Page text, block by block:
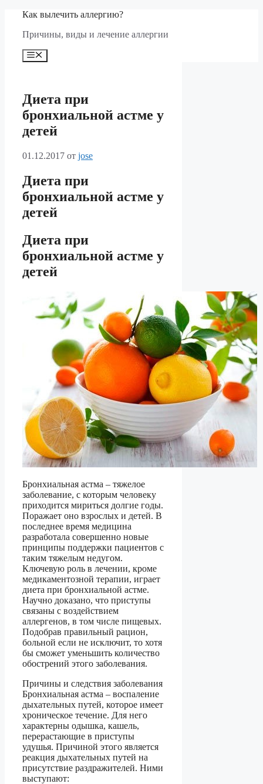
Перейти
содержимому
Как вылечить аллергию?
Причины, виды и лечение аллергии
Меню
Диета при
бронхиальной астме у
детей
01.12.2017 от jose
Диета при
бронхиальной астме у
детей
Диета при
бронхиальной астме у
детей
Бронхиальная астма – тяжелое
заболевание, с которым человеку
приходится мириться долгие годы.
Поражает оно взрослых и детей. В
последнее время медицина
разработала совершенно новые
принципы поддержки пациентов с
таким тяжелым недугом.
Ключевую роль в лечении, кроме
медикаментозной терапии, играет
диета при бронхиальной астме.
Научно доказано, что приступы
связаны с воздействием
аллергенов, в том числе пищевых.
Подобрав правильный рацион,
больной если не исключит, то хотя
бы сможет уменьшить количество
обострений этого заболевания.
Причины и следствия заболевания
Бронхиальная астма – воспаление
дыхательных путей, которое имеет
хроническое течение. Для него
характерны одышка, кашель,
перерастающие в приступы
удушья. Причиной этого является
реакция дыхательных путей на
присутствие раздражителей. Ними
выступают: